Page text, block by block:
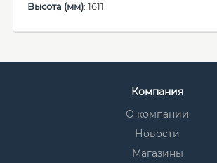
Высота (мм): 1611
Компания
О компании
Новости
Магазины